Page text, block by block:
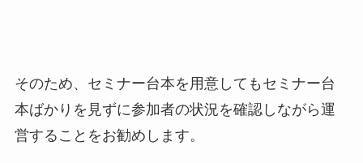
そのため、セミナー台本を用意してもセミナー台
本ばかりを見ずに参加者の状況を確認しながら運
営することをお勧めします。